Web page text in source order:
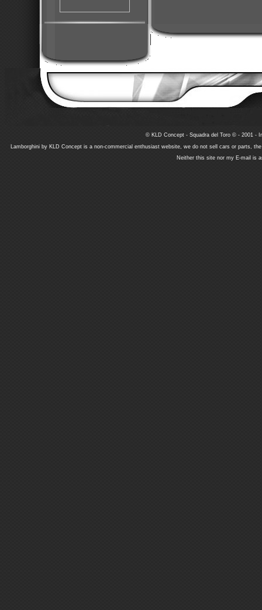
© KLD Concept - Squadra del Toro © - 2001 -
Lamborghini by KLD Concept is a non-commercial enthusiast website, we do not sell cars or parts,
Neither this site nor my E-mail is